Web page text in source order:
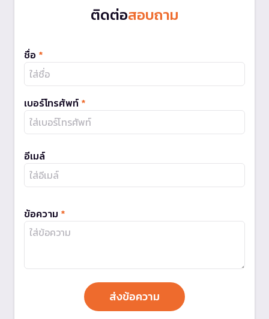
ติดต่อสอบถาม
ชื่อ *
เบอร์โทรศัพท์ *
อีเมล์
ข้อความ *